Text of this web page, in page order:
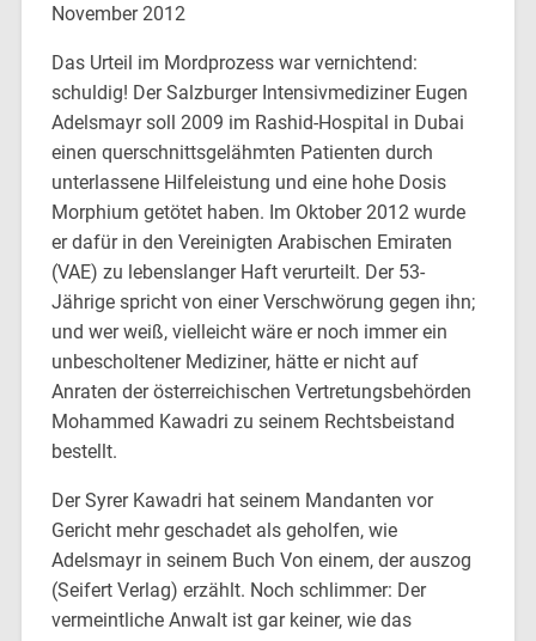
November 2012
Das Urteil im Mordprozess war vernichtend:
schuldig! Der Salzburger Intensivmediziner Eugen
Adelsmayr soll 2009 im Rashid-Hospital in Dubai
einen querschnittsgelähmten Patienten durch
unterlassene Hilfeleistung und eine hohe Dosis
Morphium getötet haben. Im Oktober 2012 wurde
er dafür in den Vereinigten Arabischen Emiraten
(VAE) zu lebenslanger Haft verurteilt. Der 53-
Jährige spricht von einer Verschwörung gegen ihn;
und wer weiß, vielleicht wäre er noch immer ein
unbescholtener Mediziner, hätte er nicht auf
Anraten der österreichischen Vertretungsbehörden
Mohammed Kawadri zu seinem Rechtsbeistand
bestellt.
Der Syrer Kawadri hat seinem Mandanten vor
Gericht mehr geschadet als geholfen, wie
Adelsmayr in seinem Buch Von einem, der auszog
(Seifert Verlag) erzählt. Noch schlimmer: Der
vermeintliche Anwalt ist gar keiner, wie das